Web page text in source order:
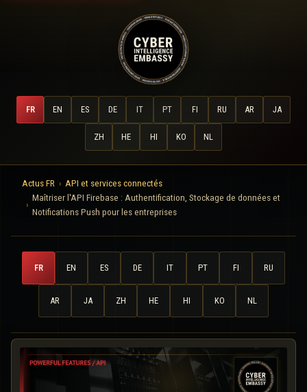
FR EN ES DE IT PT FI RU AR JA
ZH HE HI KO NL
Actus FR
API et services connectés
Maîtriser l'API Firebase : Authentification, Stockage de données et
Notifications Push pour les entreprises
FR EN ES DE IT PT FI RU
AR JA ZH HE HI KO NL